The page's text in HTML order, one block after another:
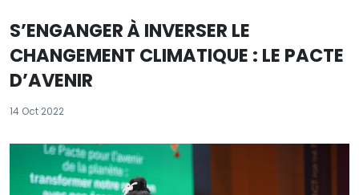
S’ENGANGER À INVERSER LE
CHANGEMENT CLIMATIQUE : LE PACTE
D’AVENIR
14 Oct 2022